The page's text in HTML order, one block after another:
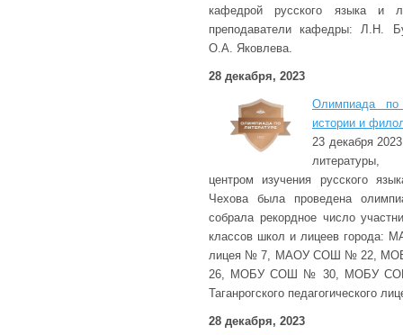
кафедрой русского языка и
преподаватели кафедры: Л.Н.
О.А. Яковлева.
28 декабря, 2023
Олимпиада по
истории и
23 декабря
литературы,
центром изучения русского
Чехова была проведена
собрала рекордное число
классов школ и лицеев
лицея № 7, МАОУ СОШ № 22,
26, МОБУ СОШ № 30, МОБУ
Таганрогского педагогического
28 декабря, 2023